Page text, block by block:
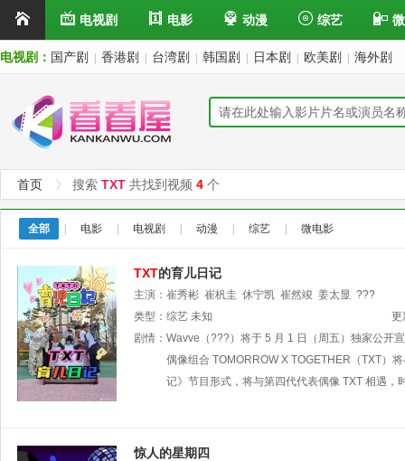
电视剧 电影 动漫 综艺
电视剧： 国产剧 香港剧 台湾剧 韩国剧 日本剧 欧美剧 海外剧
首页 搜索 TXT 共找到视频 4 个
全部 电影 电视剧 动漫 综艺 微电影
TXT的育儿日记
主演： 崔秀彬 崔杋圭 休宁凯 崔然竣 姜太显 ???
类型： 综艺 未知
更
剧情： Wavve（???）将于 5 月 1 日（周五）独家公开
偶像组合 TOMORROW X TOGETHER（TXT）
记》节目形式，将与第四代代表偶像 TXT 相遇
惊人的星期四